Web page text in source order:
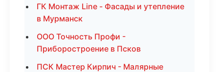
ГК Монтаж Line - Фасады и утепление
в Мурманск
ООО Точность Профи -
Приборостроение в Псков
ПСК Мастер Кирпич - Малярные